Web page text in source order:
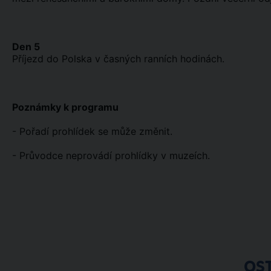
Den 5
Příjezd do Polska v časných ranních hodinách.
Poznámky k programu
- Pořadí prohlídek se může změnit.
- Průvodce neprovádí prohlídky v muzeích.